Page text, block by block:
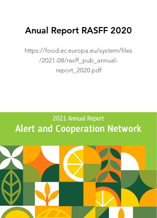
Anual Report RASFF 2020
https://food.ec.europa.eu/system/files
/2021-08/rasff_pub_annual-
report_2020.pdf